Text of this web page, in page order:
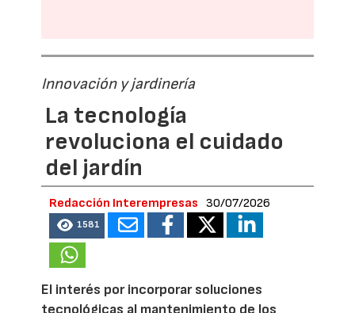
Innovación y jardinería
La tecnología
revoluciona el cuidado
del jardín
Redacción Interempresas 30/07/2026
1581
El interés por incorporar soluciones